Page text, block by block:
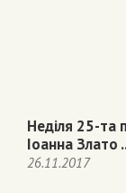
Неділя 25-та
Іоанна Злато
26.11.2017